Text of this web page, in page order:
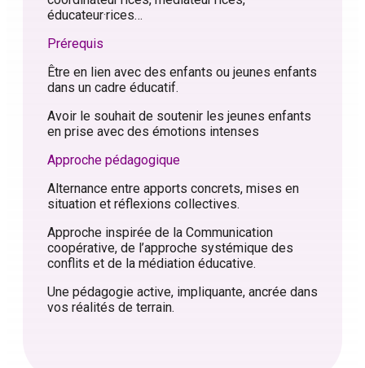
éducateur·rices…
Prérequis
Être en lien avec des enfants ou jeunes enfants
dans un cadre éducatif.
Avoir le souhait de soutenir les jeunes enfants
en prise avec des émotions intenses
Approche pédagogique
Alternance entre apports concrets, mises en
situation et réflexions collectives.
Approche inspirée de la Communication
coopérative, de l’approche systémique des
conflits et de la médiation éducative.
Une pédagogie active, impliquante, ancrée dans
vos réalités de terrain.